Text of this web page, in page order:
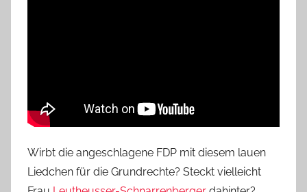
Wirbt die angeschlagene FDP mit diesem lauen
Liedchen für die Grundrechte? Steckt vielleicht